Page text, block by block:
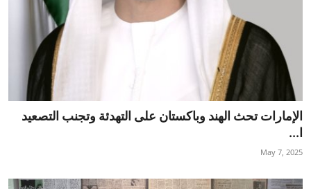
الإمارات تحث الهند وباكستان على التهدئة وتجنب التصعيد
ا...
May 7, 2025